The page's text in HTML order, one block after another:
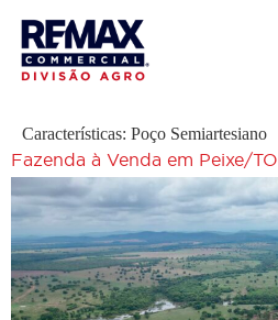
Características: Poço Semiartesiano
Fazenda à Venda em Peixe/TO